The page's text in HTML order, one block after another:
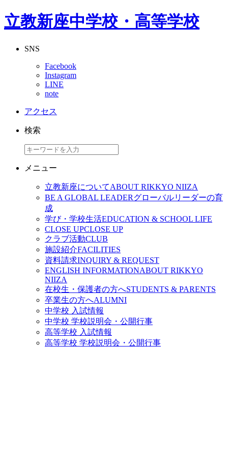
立教新座中学校・高等学校
SNS
Facebook
Instagram
LINE
note
アクセス
検索
メニュー
立教新座についてABOUT RIKKYO NIIZA
BE A GLOBAL LEADERグローバルリーダーの育
成
学び・学校生活EDUCATION & SCHOOL LIFE
CLOSE UPCLOSE UP
クラブ活動CLUB
施設紹介FACILITIES
資料請求INQUIRY & REQUEST
ENGLISH INFORMATIONABOUT RIKKYO
NIIZA
在校生・保護者の方へSTUDENTS & PARENTS
卒業生の方へALUMNI
中学校 入試情報
中学校 学校説明会・公開行事
高等学校 入試情報
高等学校 学校説明会・公開行事